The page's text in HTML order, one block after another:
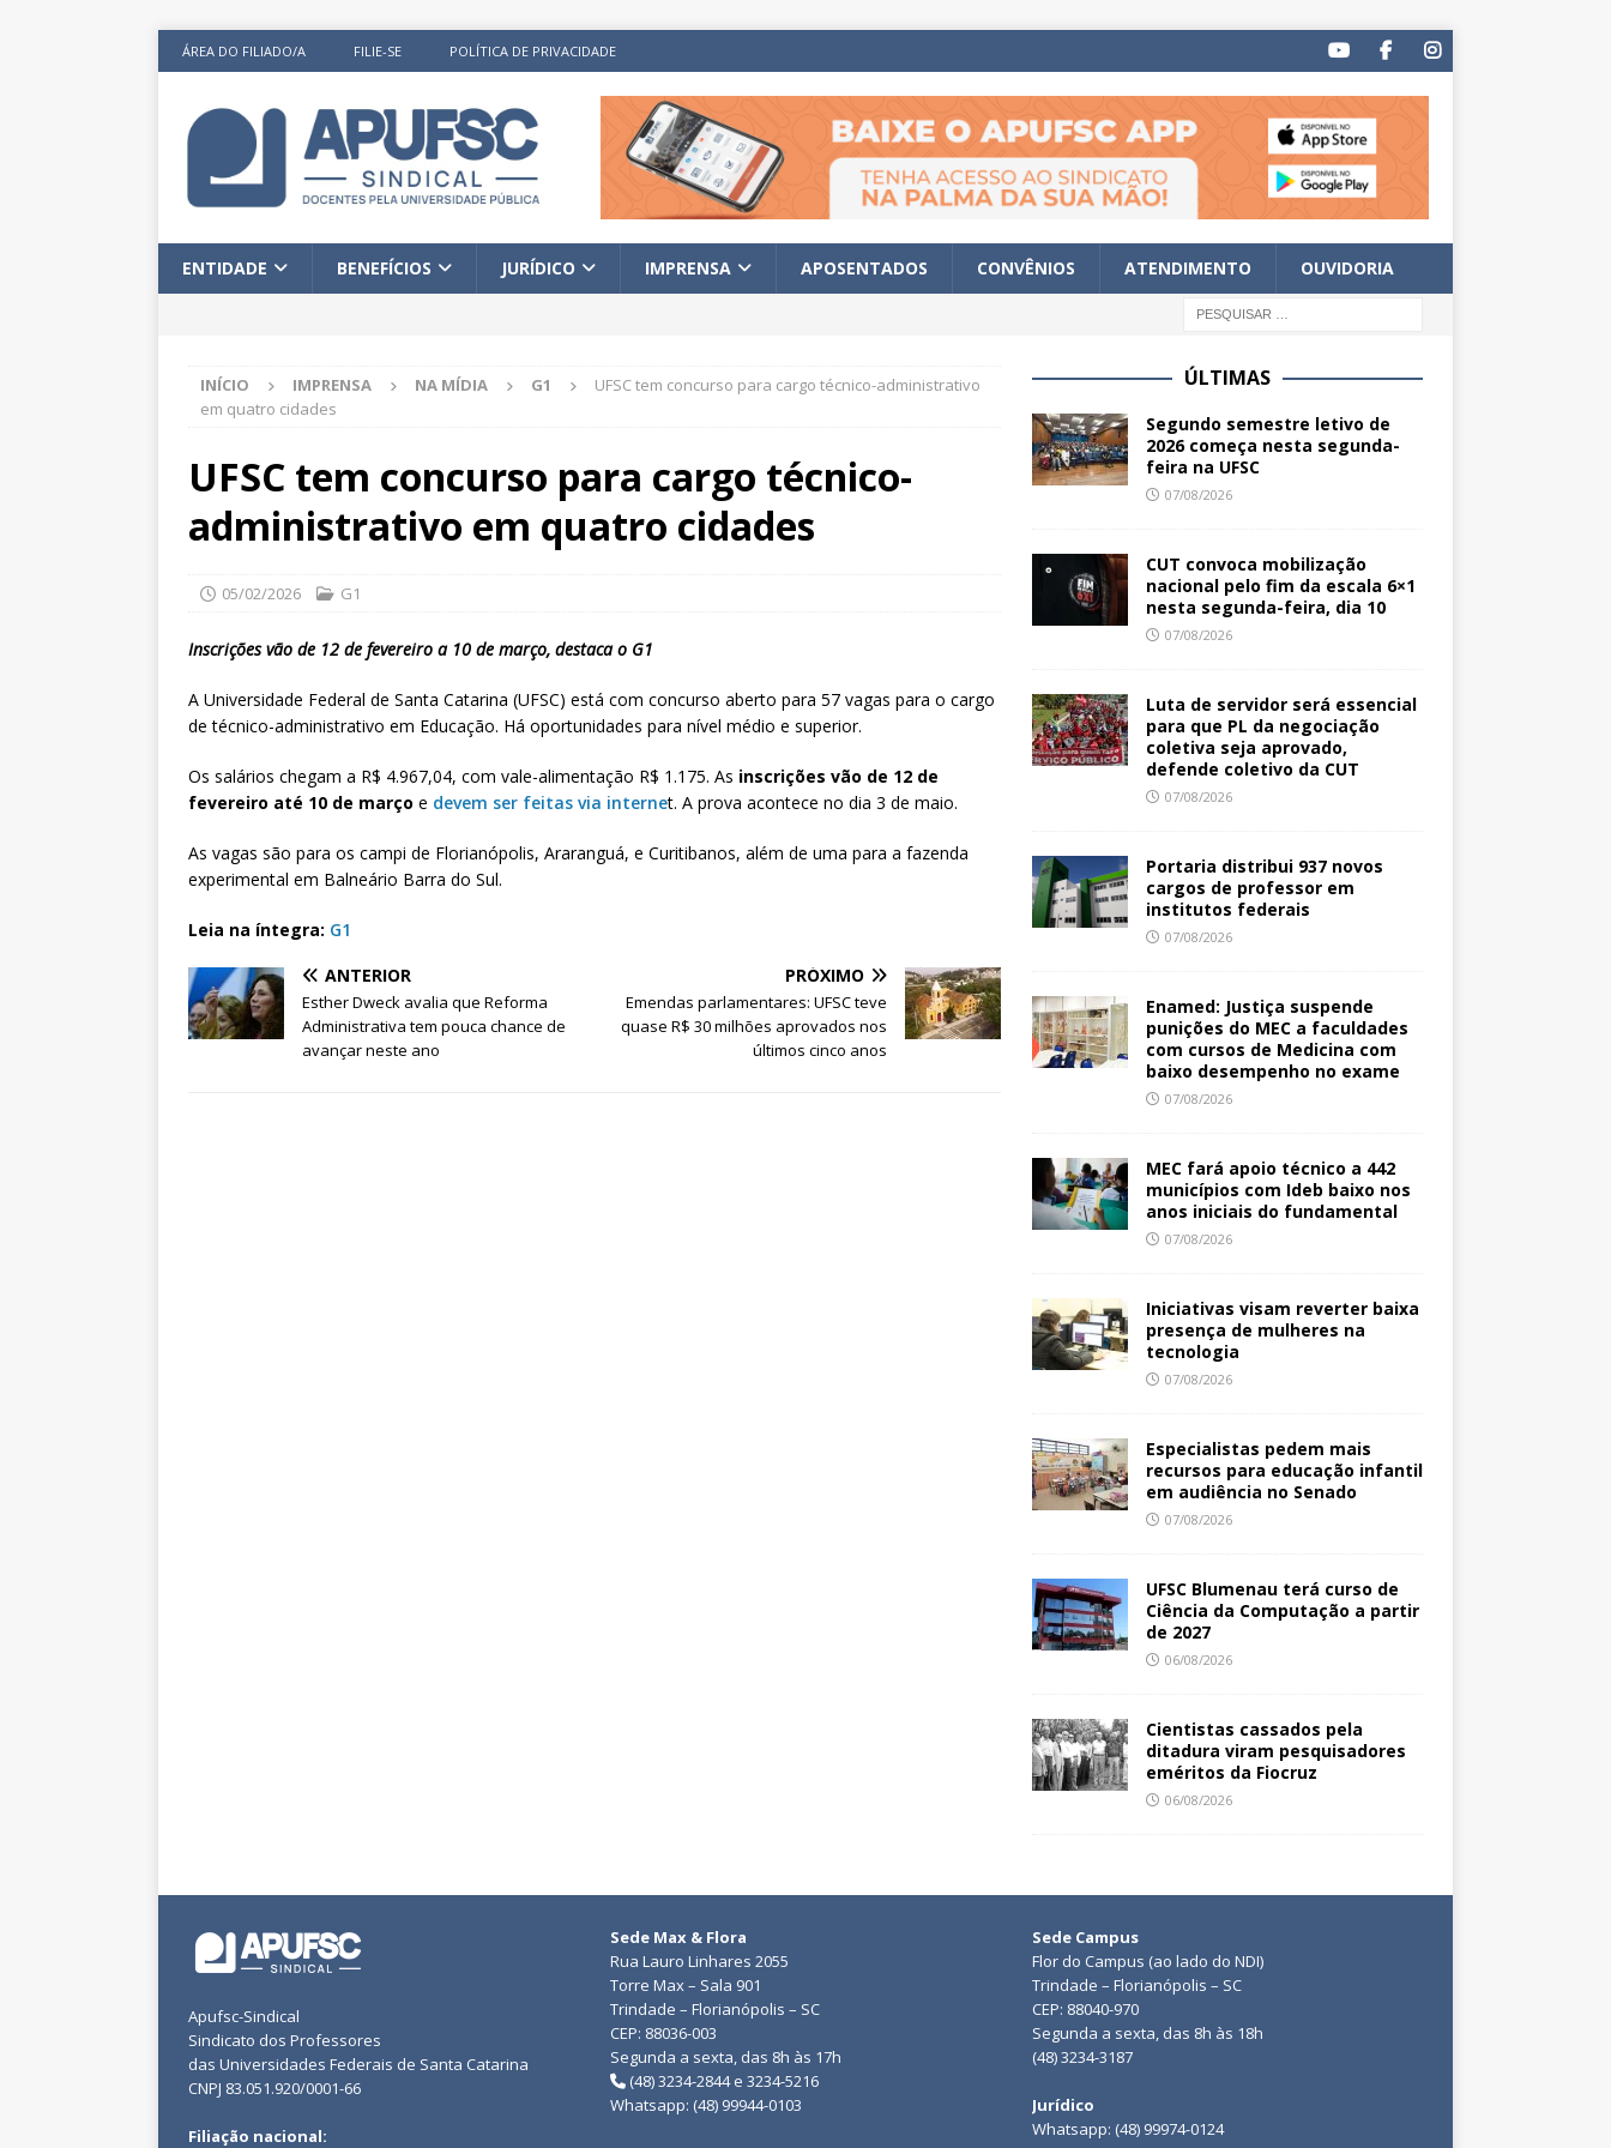
ÁREA DO FILIADO/A FILIE-SE POLÍTICA DE PRIVACIDADE
ENTIDADE BENEFÍCIOS JURÍDICO IMPRENSA APOSENTADOS CONVÊNIOS ATENDIMENTO OUVIDORIA
INÍCIO IMPRENSA NA MÍDIA G1
UFSC tem concurso para cargo técnico-administrativo
em quatro cidades
UFSC tem concurso para cargo técnico-
administrativo em quatro cidades
05/02/2026 G1
Inscrições vão de 12 de fevereiro a 10 de março, destaca o G1
A Universidade Federal de Santa Catarina (UFSC) está com concurso aberto para 57 vagas para o cargo
de técnico-administrativo em Educação. Há oportunidades para nível médio e superior.
Os salários chegam a R$ 4.967,04, com vale-alimentação R$ 1.175. As inscrições vão de 12 de
fevereiro até 10 de março e devem ser feitas via internet. A prova acontece no dia 3 de maio.
As vagas são para os campi de Florianópolis, Araranguá, e Curitibanos, além de uma para a fazenda
experimental em Balneário Barra do Sul.
Leia na íntegra: G1
ANTERIOR
Esther Dweck avalia que Reforma
Administrativa tem pouca chance de
avançar neste ano
PRÓXIMO
Emendas parlamentares: UFSC teve
quase R$ 30 milhões aprovados nos
últimos cinco anos
ÚLTIMAS
Segundo semestre letivo de
2026 começa nesta segunda-
feira na UFSC
07/08/2026
CUT convoca mobilização
nacional pelo fim da escala 6×1
nesta segunda-feira, dia 10
07/08/2026
Luta de servidor será essencial
para que PL da negociação
coletiva seja aprovado,
defende coletivo da CUT
07/08/2026
Portaria distribui 937 novos
cargos de professor em
institutos federais
07/08/2026
Enamed: Justiça suspende
punições do MEC a faculdades
com cursos de Medicina com
baixo desempenho no exame
07/08/2026
MEC fará apoio técnico a 442
municípios com Ideb baixo nos
anos iniciais do fundamental
07/08/2026
Iniciativas visam reverter baixa
presença de mulheres na
tecnologia
07/08/2026
Especialistas pedem mais
recursos para educação infantil
em audiência no Senado
07/08/2026
UFSC Blumenau terá curso de
Ciência da Computação a partir
de 2027
06/08/2026
Cientistas cassados pela
ditadura viram pesquisadores
eméritos da Fiocruz
06/08/2026
Apufsc-Sindical
Sindicato dos Professores
das Universidades Federais de Santa Catarina
CNPJ 83.051.920/0001-66
Filiação nacional:
Sede Max & Flora
Rua Lauro Linhares 2055
Torre Max – Sala 901
Trindade – Florianópolis – SC
CEP: 88036-003
Segunda a sexta, das 8h às 17h
(48) 3234-2844 e 3234-5216
Whatsapp: (48) 99944-0103
Sede Campus
Flor do Campus (ao lado do NDI)
Trindade – Florianópolis – SC
CEP: 88040-970
Segunda a sexta, das 8h às 18h
(48) 3234-3187
Jurídico
Whatsapp: (48) 99974-0124